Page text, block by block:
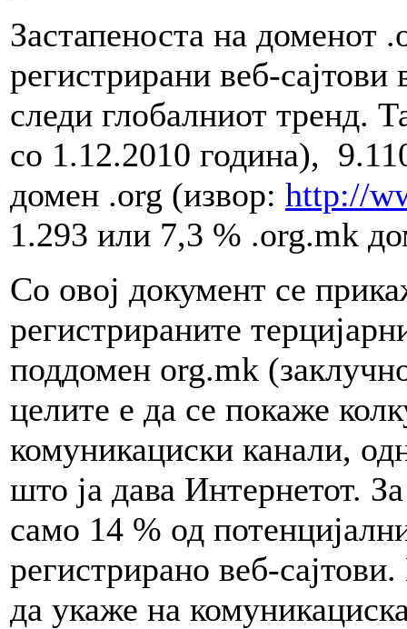
Застапеноста на доменот
регистрирани веб-
следи глобалниот тренд.
со 1.12.2010 година),
домен .org (извор: http://
1.293 или 7,3 % .org.mk
Со овој документ се
регистрираните
поддомен org.mk
целите е да се покаже
комуникациски канали,
што ја дава Интернетот.
само 14 % од
регистрирано веб-
да укаже на